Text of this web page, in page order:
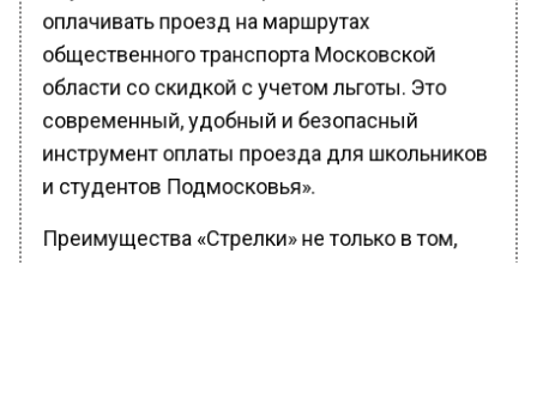
оплачивать проезд на маршрутах
общественного транспорта Московской
области со скидкой с учетом льготы. Это
современный, удобный и безопасный
инструмент оплаты проезда для школьников
и студентов Подмосковья».
Преимущества «Стрелки» не только в том,